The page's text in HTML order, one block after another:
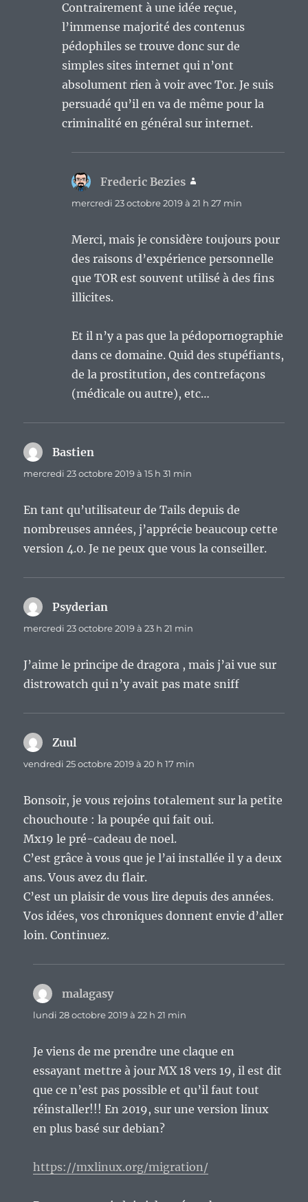
Contrairement à une idée reçue,
l’immense majorité des contenus
pédophiles se trouve donc sur de
simples sites internet qui n’ont
absolument rien à voir avec Tor. Je suis
persuadé qu’il en va de même pour la
criminalité en général sur internet.
Frederic Bezies
mercredi 23 octobre 2019 à 21 h 27 min
Merci, mais je considère toujours pour
des raisons d’expérience personnelle
que TOR est souvent utilisé à des fins
illicites.
Et il n’y a pas que la pédopornographie
dans ce domaine. Quid des stupéfiants,
de la prostitution, des contrefaçons
(médicale ou autre), etc…
Bastien
mercredi 23 octobre 2019 à 15 h 31 min
En tant qu’utilisateur de Tails depuis de
nombreuses années, j’apprécie beaucoup cette
version 4.0. Je ne peux que vous la conseiller.
Psyderian
mercredi 23 octobre 2019 à 23 h 21 min
J’aime le principe de dragora , mais j’ai vue sur
distrowatch qui n’y avait pas mate sniff
Zuul
vendredi 25 octobre 2019 à 20 h 17 min
Bonsoir, je vous rejoins totalement sur la petite
chouchoute : la poupée qui fait oui.
Mx19 le pré-cadeau de noel.
C’est grâce à vous que je l’ai installée il y a deux
ans. Vous avez du flair.
C’est un plaisir de vous lire depuis des années.
Vos idées, vos chroniques donnent envie d’aller
loin. Continuez.
malagasydit :
lundi 28 octobre 2019 à 22 h 21 min
Je viens de me prendre une claque en
essayant mettre à jour MX 18 vers 19, il est dit
que ce n’est pas possible et qu’il faut tout
réinstaller!!! En 2019, sur une version linux
en plus basé sur debian?
https://mxlinux.org/migration/